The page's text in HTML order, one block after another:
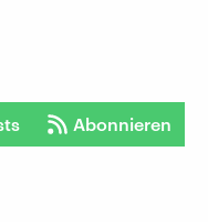
Abonnieren